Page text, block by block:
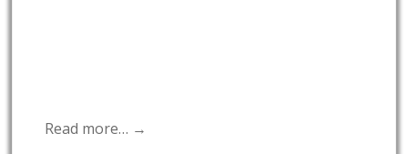
Read more… →